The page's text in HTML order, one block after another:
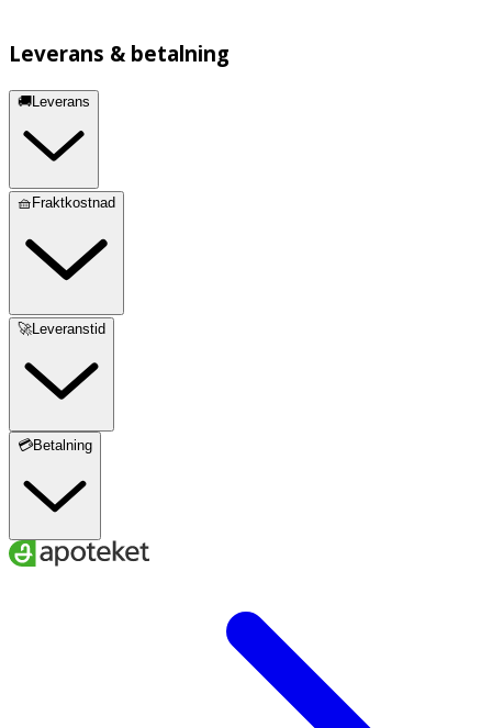
Leverans & betalning
🚚Leverans
🧺Fraktkostnad
🚀Leveranstid
💳Betalning